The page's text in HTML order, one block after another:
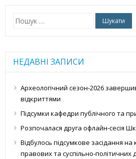
Пошук:
НЕДАВНІ ЗАПИСИ
Археологічний сезон-2026
відкриттями
Підсумки кафедри публічного та
Розпочалася друга офлайн-сесія
Відбулось підсумкове засідання
правових та суспільно-політичних